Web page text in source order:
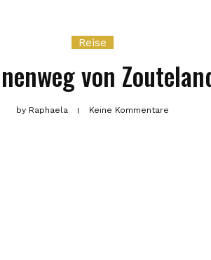
Reise
von
by Raphaela Keine Kommentare